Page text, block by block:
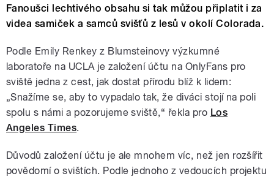
Fanoušci lechtivého obsahu si tak můžou připlatit i za
videa samiček a samců svišťů z lesů v okolí Colorada.
Podle Emily Renkey z Blumsteinovy výzkumné
laboratoře na UCLA je založení účtu na OnlyFans pro
sviště jedna z cest, jak dostat přírodu blíž k lidem:
„Snažíme se, aby to vypadalo tak, že diváci stojí na poli
spolu s námi a pozorujeme sviště,“ řekla pro Los
Angeles Times.
Důvodů založení účtu je ale mnohem víc, než jen rozšířit
povědomí o svištích. Podle jednoho z vedoucích projektu